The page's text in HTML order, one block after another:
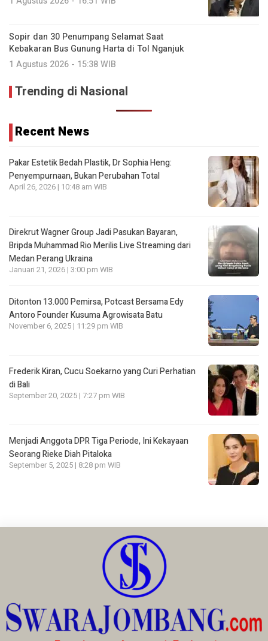
Sopir dan 30 Penumpang Selamat Saat
Kebakaran Bus Gunung Harta di Tol Nganjuk
1 Agustus 2026 - 15:38 WIB
Trending di Nasional
Recent News
Pakar Estetik Bedah Plastik, Dr Sophia Heng:
Penyempurnaan, Bukan Perubahan Total
April 26, 2026 | 10:48 am WIB
Direkrut Wagner Group Jadi Pasukan Bayaran,
Bripda Muhammad Rio Merilis Live Streaming dari
Medan Perang Ukraina
Januari 21, 2026 | 3:00 pm WIB
Ditonton 13.000 Pemirsa, Potcast Bersama Edy
Antoro Founder Kusuma Agrowisata Batu
November 6, 2025 | 11:29 pm WIB
Frederik Kiran, Cucu Soekarno yang Curi Perhatian
di Bali
September 20, 2025 | 7:27 pm WIB
Menjadi Anggota DPR Tiga Periode, Ini Kekayaan
Seorang Rieke Diah Pitaloka
September 5, 2025 | 8:28 pm WIB